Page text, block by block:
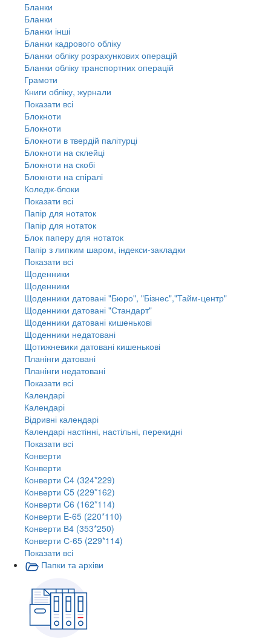
Бланки
Бланки
Бланки інші
Бланки кадрового обліку
Бланки обліку розрахункових операцій
Бланки обліку транспортних операцій
Грамоти
Книги обліку, журнали
Показати всі
Блокноти
Блокноти
Блокноти в твердій палітурці
Блокноти на склейці
Блокноти на скобі
Блокноти на спіралі
Коледж-блоки
Показати всі
Папір для нотаток
Папір для нотаток
Блок паперу для нотаток
Папір з липким шаром, індекси-закладки
Показати всі
Щоденники
Щоденники
Щоденники датовані "Бюро", "Бізнес","Тайм-центр"
Щоденники датовані "Стандарт"
Щоденники датовані кишенькові
Щоденники недатовані
Щотижневики датовані кишенькові
Планінги датовані
Планінги недатовані
Показати всі
Календарі
Календарі
Відривні календарі
Календарі настінні, настільні, перекидні
Показати всі
Конверти
Конверти
Конверти C4 (324*229)
Конверти C5 (229*162)
Конверти C6 (162*114)
Конверти E-65 (220*110)
Конверти В4 (353*250)
Конверти С-65 (229*114)
Показати всі
Папки та архіви